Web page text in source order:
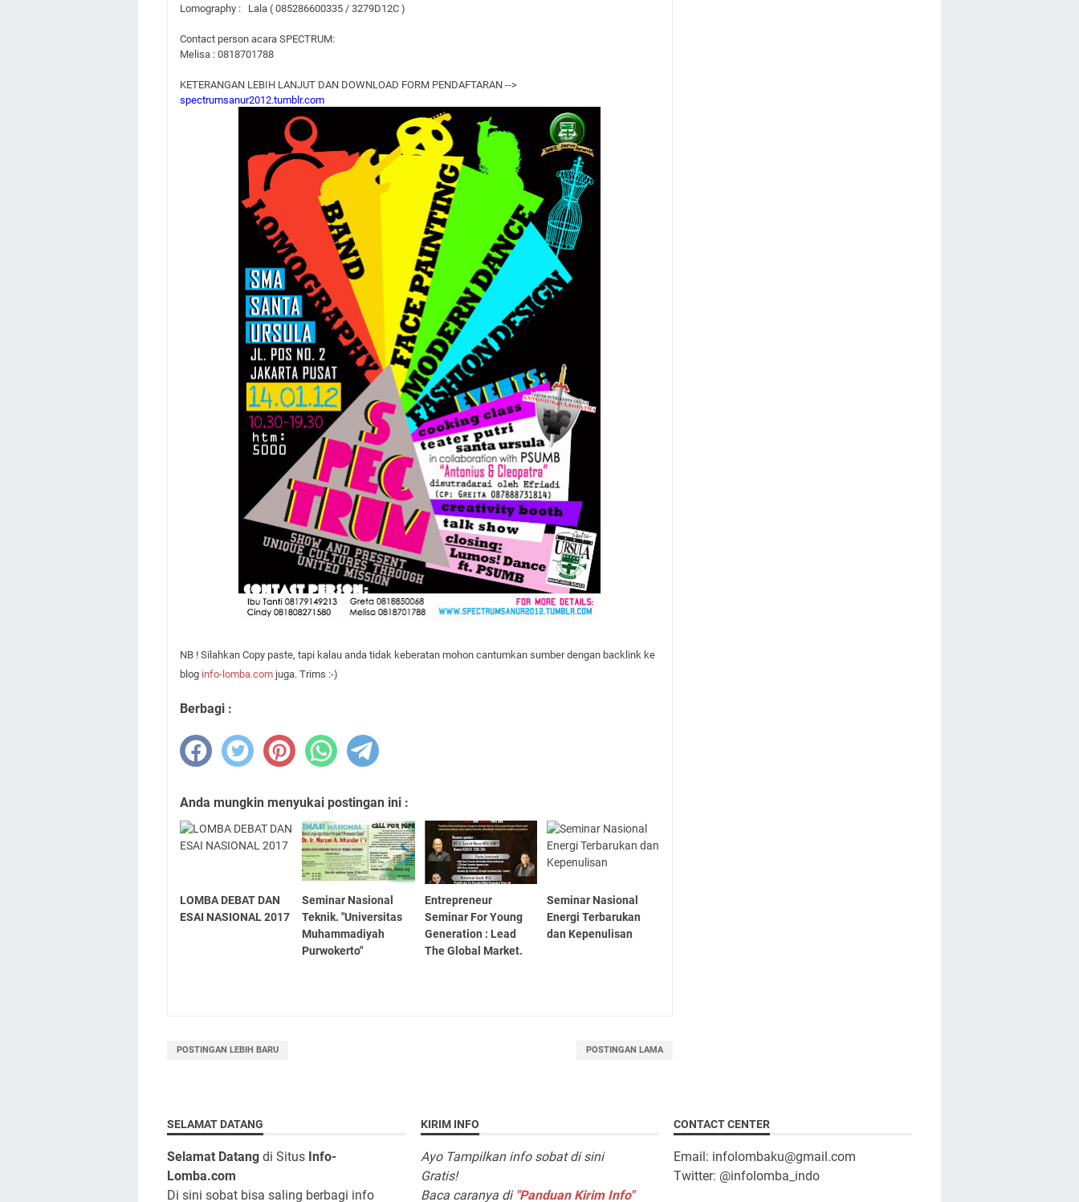
Lomography : Lala ( 085286600335 / 3279D12C )
Contact person acara SPECTRUM:
Melisa : 0818701788
KETERANGAN LEBIH LANJUT DAN DOWNLOAD FORM PENDAFTARAN -->
spectrumsanur2012.tumblr.com
NB ! Silahkan Copy paste, tapi kalau anda tidak keberatan mohon cantumkan sumber dengan backlink ke
blog info-lomba.com juga. Trims :-)
Berbagi :
Anda mungkin menyukai postingan ini :
LOMBA DEBAT DAN
ESAI NASIONAL 2017
Seminar Nasional
Teknik. "Universitas
Muhammadiyah
Purwokerto"
Entrepreneur
Seminar For Young
Generation : Lead
The Global Market.
Seminar Nasional
Energi Terbarukan
dan Kepenulisan
POSTINGAN LEBIH BARU POSTINGAN LAMA
SELAMAT DATANG
Selamat Datang di Situs Info-
Lomba.com
Di sini sobat bisa saling berbagi info
KIRIM INFO
Ayo Tampilkan info sobat di sini
Gratis!
Baca caranya di "Panduan Kirim Info"
CONTACT CENTER
Email: infolombaku@gmail.com
Twitter: @infolomba_indo